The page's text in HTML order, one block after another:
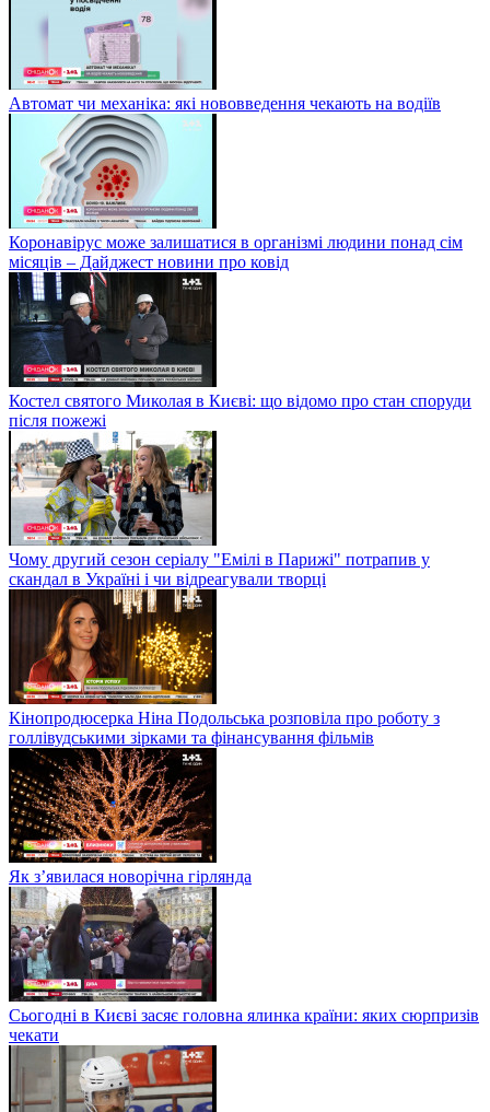
Автомат чи механіка: які нововведення чекають на водіїв
Коронавірус може залишатися в організмі людини понад сім
місяців – Дайджест новини про ковід
Костел святого Миколая в Києві: що відомо про стан споруди
після пожежі
Чому другий сезон серіалу "Емілі в Парижі" потрапив у
скандал в Україні і чи відреагували творці
Кінопродюсерка Ніна Подольська розповіла про роботу з
голлівудськими зірками та фінансування фільмів
Як з’явилася новорічна гірлянда
Сьогодні в Києві засяє головна ялинка країни: яких сюрпризів
чекати